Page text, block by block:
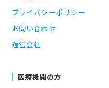
プライバシーポリシー
お問い合わせ
運営会社
医療機関の方